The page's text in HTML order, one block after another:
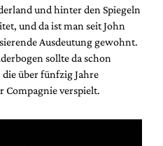
und hinter den Spiegeln
und da ist man seit John
Ausdeutung gewohnt.
sollte da schon
über fünfzig Jahre
Compagnie verspielt.